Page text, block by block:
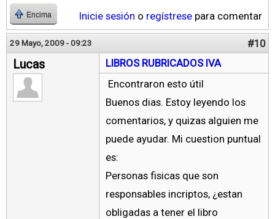
Encima Inicie sesión o regístrese para comentar
29 Mayo, 2009 - 09:23 #10
Lucas
LIBROS RUBRICADOS IVA
Encontraron esto útil
Buenos dias. Estoy leyendo los
comentarios, y quizas alguien me
puede ayudar. Mi cuestion puntual
es:
Personas fisicas que son
responsables incriptos, ¿estan
obligadas a tener el libro